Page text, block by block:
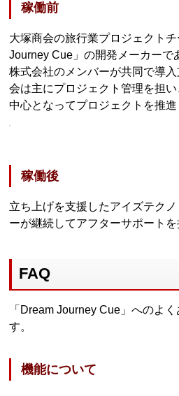
稼働前
大塚商会の旅行業プロジェクト
Journey Cue」の開発メーカーで
株式会社のメンバーが共同で導
会は主にプロジェクト管理を担
中心となってプロジェクトを推進
稼働後
立ち上げを支援したアイズテク
ーが継続してアフターサポートを
FAQ
「Dream Journey Cue」へのよ
す。
機能について